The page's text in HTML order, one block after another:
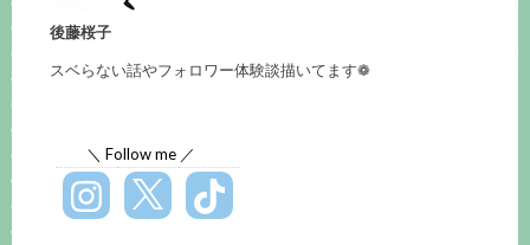
後藤桜子
スベらない話やフォロワー体験談描いてます❁
＼ Follow me ／